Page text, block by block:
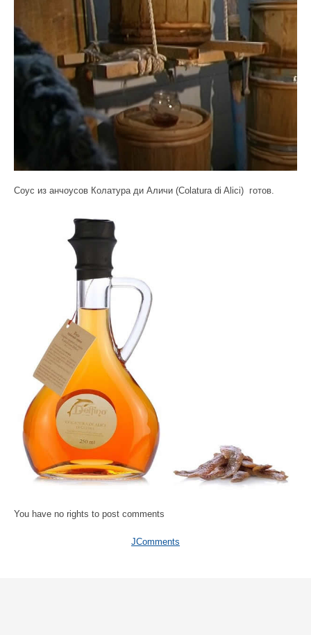
Соус из анчоусов Колатура ди Аличи (Colatura di Alici) готов.
You have no rights to post comments
JComments